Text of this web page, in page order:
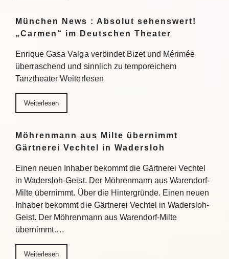
München News : Absolut sehenswert!
„Carmen“ im Deutschen Theater
Enrique Gasa Valga verbindet Bizet und Mérimée
überraschend und sinnlich zu temporeichem
Tanztheater Weiterlesen
Weiterlesen
Möhrenmann aus Milte übernimmt
Gärtnerei Vechtel in Wadersloh
Einen neuen Inhaber bekommt die Gärtnerei Vechtel
in Wadersloh-Geist. Der Möhrenmann aus Warendorf-
Milte übernimmt. Über die Hintergründe. Einen neuen
Inhaber bekommt die Gärtnerei Vechtel in Wadersloh-
Geist. Der Möhrenmann aus Warendorf-Milte
übernimmt….
Weiterlesen